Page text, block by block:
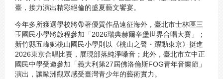
臺，接力演出精彩絕倫的盛夏藝文饗宴。
今年多所獲選學校將帶著優質作品遠征海外，臺北市士林區三
玉國民小學將啟程參加「2026瑞典赫爾辛堡世界合唱大賽」；
新竹縣五峰鄉桃山國民小學則以《桃山之聲・躍動東京》挺進
2026東京合唱比賽，展現部落純淨嗓音；此外，臺北市立中正
國民中學受邀參加「義大利第27屆佛洛倫斯FOG青年音樂節」
演出，讓歐洲觀眾感受臺灣青少年的藝術實力。